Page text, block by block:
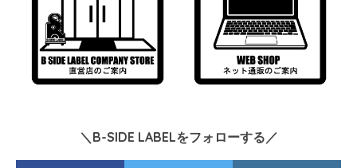
＼B-SIDE LABELをフォローする／